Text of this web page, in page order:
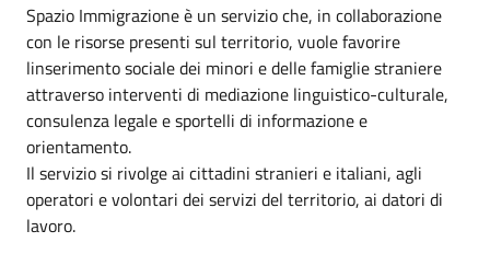
Spazio Immigrazione è un servizio che, in collaborazione
con le risorse presenti sul territorio, vuole favorire
linserimento sociale dei minori e delle famiglie straniere
attraverso interventi di mediazione linguistico-culturale,
consulenza legale e sportelli di informazione e
orientamento.
Il servizio si rivolge ai cittadini stranieri e italiani, agli
operatori e volontari dei servizi del territorio, ai datori di
lavoro.